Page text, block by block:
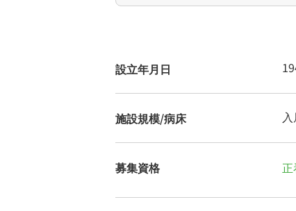
設立年月日
施設規模/病床
募集資格 正